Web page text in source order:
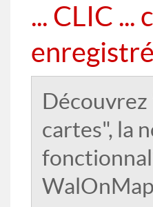
... CLIC ...
Découvrez
cartes", la